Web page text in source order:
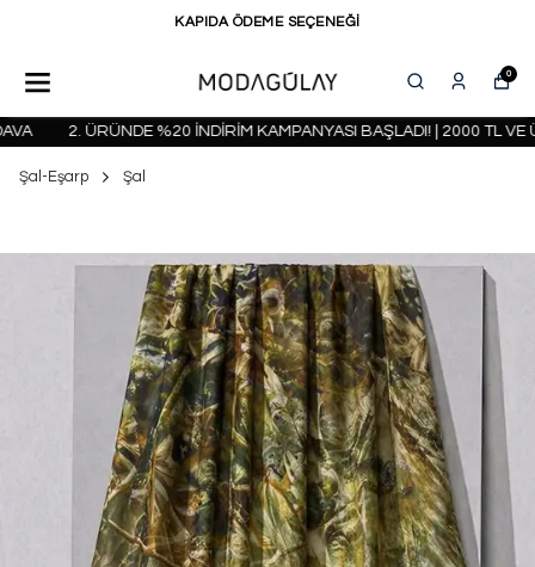
KAPIDA ÖDEME SEÇENEĞİ
0
2. ÜRÜNDE %20 İNDİRİM KAMPANYASI BAŞLADI! | 2000 TL VE
Şal-Eşarp Şal